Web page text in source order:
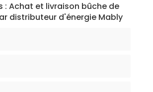
Achat et livraison bûche de
distributeur d'énergie Mably